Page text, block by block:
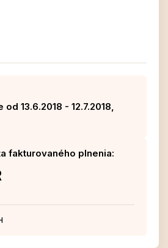
13.6.2018 - 12.7.2018,
fakturovaného plnenia: